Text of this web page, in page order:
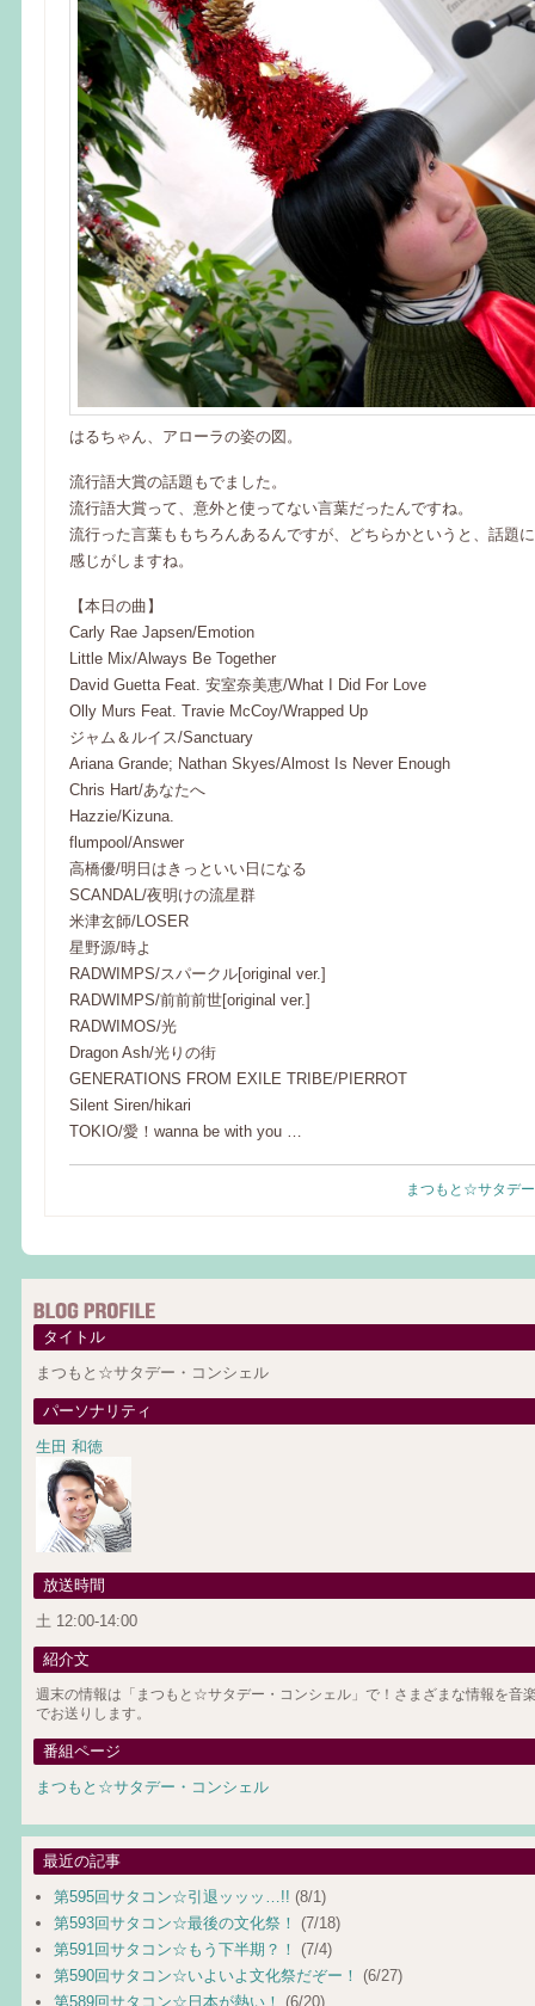
はるちゃん、アローラの姿の図。
流行語大賞の話題もでました。
流行語大賞って、意外と使ってない言葉だったんですね。
流行った言葉ももちろんあるんですが、どちらかというと、話題
感じがしますね。
【本日の曲】
Carly Rae Japsen/Emotion
Little Mix/Always Be Together
David Guetta Feat. 安室奈美恵/What I Did For Love
Olly Murs Feat. Travie McCoy/Wrapped Up
ジャム＆ルイス/Sanctuary
Ariana Grande; Nathan Skyes/Almost Is Never Enough
Chris Hart/あなたへ
Hazzie/Kizuna.
flumpool/Answer
高橋優/明日はきっといい日になる
SCANDAL/夜明けの流星群
米津玄師/LOSER
星野源/時よ
RADWIMPS/スパークル[original ver.]
RADWIMPS/前前前世[original ver.]
RADWIMOS/光
Dragon Ash/光りの街
GENERATIONS FROM EXILE TRIBE/PIERROT
Silent Siren/hikari
TOKIO/愛！wanna be with you …
まつもと☆サタデ
タイトル
まつもと☆サタデー・コンシェル
パーソナリティ
生田 和徳
放送時間
土 12:00-14:00
紹介文
週末の情報は「まつもと☆サタデー・コンシェル」で！さまざまな情報を音
でお送りします。
番組ページ
まつもと☆サタデー・コンシェル
最近の記事
第595回サタコン☆引退ッッッ…!! (8/1)
第593回サタコン☆最後の文化祭！ (7/18)
第591回サタコン☆もう下半期？！ (7/4)
第590回サタコン☆いよいよ文化祭だぞー！ (6/27)
第589回サタコン☆日本が熱い！ (6/20)